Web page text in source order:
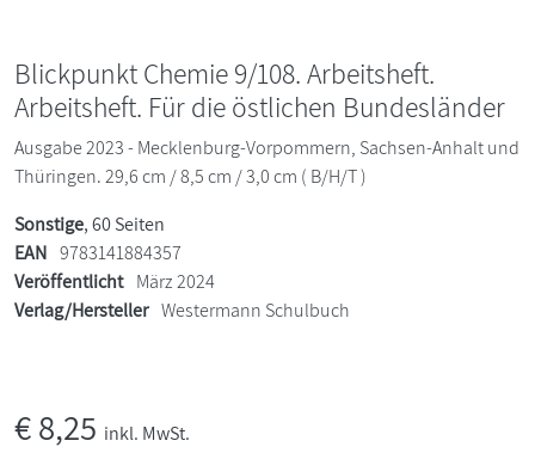
Blickpunkt Chemie 9/108. Arbeitsheft.
Arbeitsheft. Für die östlichen Bundesländer
Ausgabe 2023 - Mecklenburg-Vorpommern, Sachsen-Anhalt und
Thüringen. 29,6 cm / 8,5 cm / 3,0 cm ( B/H/T )
Sonstige, 60 Seiten
EAN 9783141884357
Veröffentlicht März 2024
Verlag/Hersteller Westermann Schulbuch
€8,25 inkl. MwSt.